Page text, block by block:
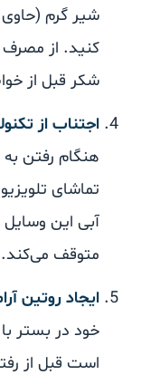
شیر گرم (حاوی
کنید. از مصرف
شکر قبل از
اجتناب از
هنگام رفتن به
تماشای
آبی این وسایل
متوقف می‌کند.
ایجاد روتین
خود در بستر با
است قبل از رفتن